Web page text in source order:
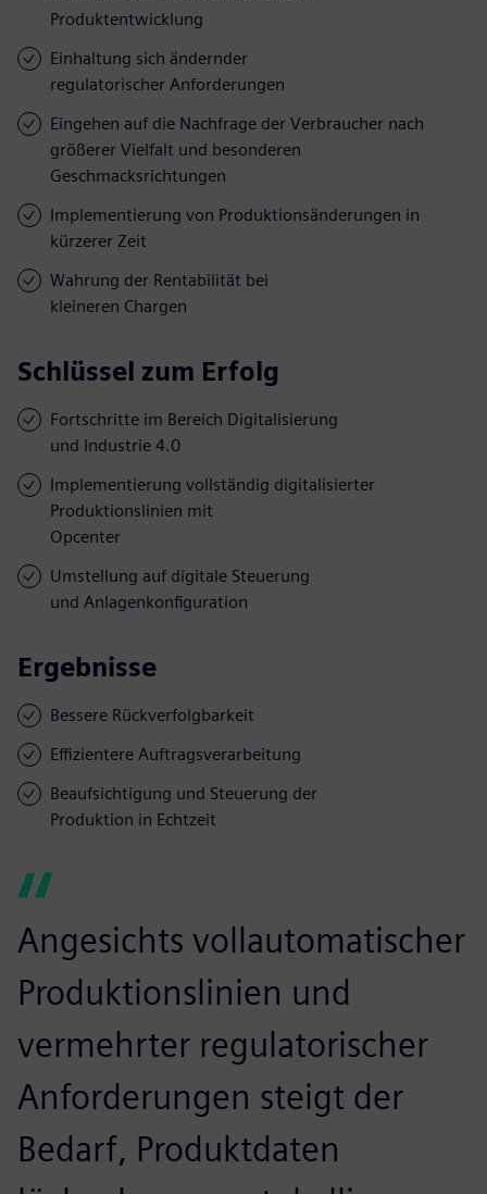
Produktentwicklung
Einhaltung sich ändernder
regulatorischer Anforderungen
Eingehen auf die Nachfrage der Verbraucher nach
größerer Vielfalt und besonderen
Geschmacksrichtungen
Implementierung von Produktionsänderungen in
kürzerer Zeit
Wahrung der Rentabilität bei
kleineren Chargen
Schlüssel zum Erfolg
Fortschritte im Bereich Digitalisierung
und Industrie 4.0
Implementierung vollständig digitalisierter
Produktionslinien mit
Opcenter
Umstellung auf digitale Steuerung
und Anlagenkonfiguration
Ergebnisse
Bessere Rückverfolgbarkeit
Effizientere Auftragsverarbeitung
Beaufsichtigung und Steuerung der
Produktion in Echtzeit
Angesichts vollautomatischer
Produktionslinien und
vermehrter regulatorischer
Anforderungen steigt der
Bedarf, Produktdaten